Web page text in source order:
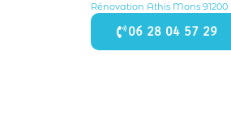
Rénovation Athis Mons 91200
06 28 04 57 29